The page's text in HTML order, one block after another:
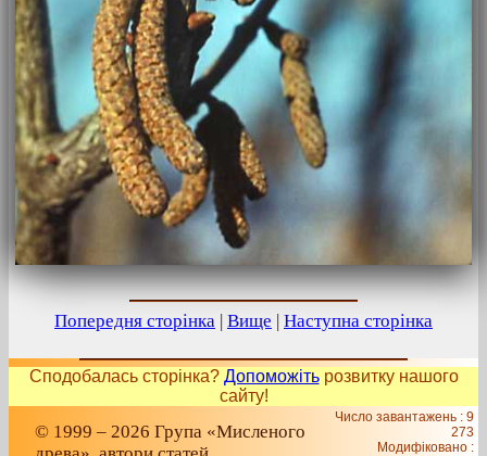
Попередня сторінка | Вище | Наступна сторінка
Сподобалась сторінка? Допоможітьрозвитку нашого
сайту!
© 1999 – 2026 Група «Мисленого
Число завантажень : 9
273
Модифіковано :